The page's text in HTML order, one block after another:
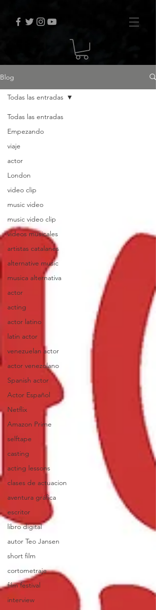
Blog
Todas las entradas
Empezando
viaje
actor
London
video clip
music video
music video clip
videos musicales
artistas catalanes
alternative music
musica alternativa
actor
acting
actor latino
latin actor
venezuelan actor
actor venezolano
Spanish actor
Actor Español
Netflix
Amazon Prime
selftape
casting
acting lessons
clases de actuacion
aventura gráfica
escritor
libro digital
autor Teo Jansen
short film
cortometraje
film festival
interview
Todas las entradas